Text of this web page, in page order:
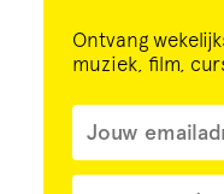
Ontvang
muziek, film,